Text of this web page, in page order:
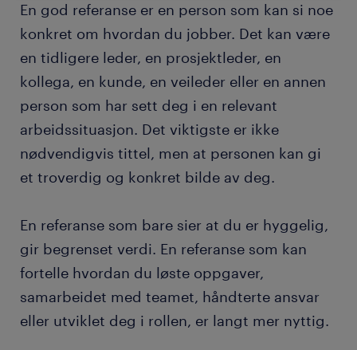
En god referanse er en person som kan si noe
konkret om hvordan du jobber. Det kan være
en tidligere leder, en prosjektleder, en
kollega, en kunde, en veileder eller en annen
person som har sett deg i en relevant
arbeidssituasjon. Det viktigste er ikke
nødvendigvis tittel, men at personen kan gi
et troverdig og konkret bilde av deg.
En referanse som bare sier at du er hyggelig,
gir begrenset verdi. En referanse som kan
fortelle hvordan du løste oppgaver,
samarbeidet med teamet, håndterte ansvar
eller utviklet deg i rollen, er langt mer nyttig.